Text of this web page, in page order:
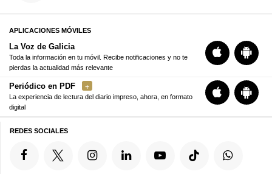
APLICACIONES MÓVILES
La Voz de Galicia
Toda la información en tu móvil. Recibe notificaciones y no te
pierdas la actualidad más relevante
Periódico en PDF
La experiencia de lectura del diario impreso, ahora, en formato
digital
REDES SOCIALES